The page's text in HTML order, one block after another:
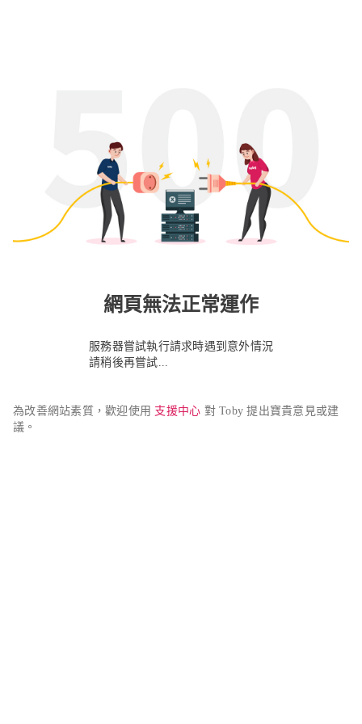
網頁無法正常運作
服務器嘗試執行請求時遇到意外情況
請稍後再嘗試...
為改善網站素質，歡迎使用 支援中心 對 Toby 提出寶貴意見或建
議。